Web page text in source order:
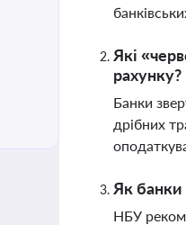
Які
рахунку?
Банки
дрібних
Як банки
НБУ